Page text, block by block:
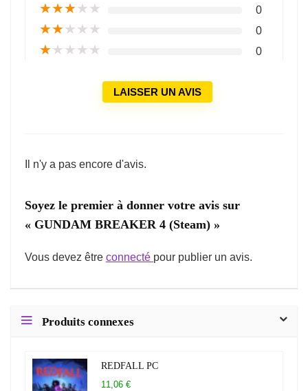
★★★★★ 0
★★★★★ 0
★★★★★ 0
LAISSER UN AVIS
Il n'y a pas encore d'avis.
Soyez le premier à donner votre avis sur
« GUNDAM BREAKER 4 (Steam) »
Vous devez être connecté pour publier un avis.
Produits connexes
REDFALL PC
11,06 €